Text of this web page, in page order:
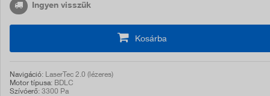
Ingyen visszük
Kosárba
Navigáció: LaserTec 2.0 (lézeres)
Motor típusa: BDLC
Szívóerő: 3300 Pa